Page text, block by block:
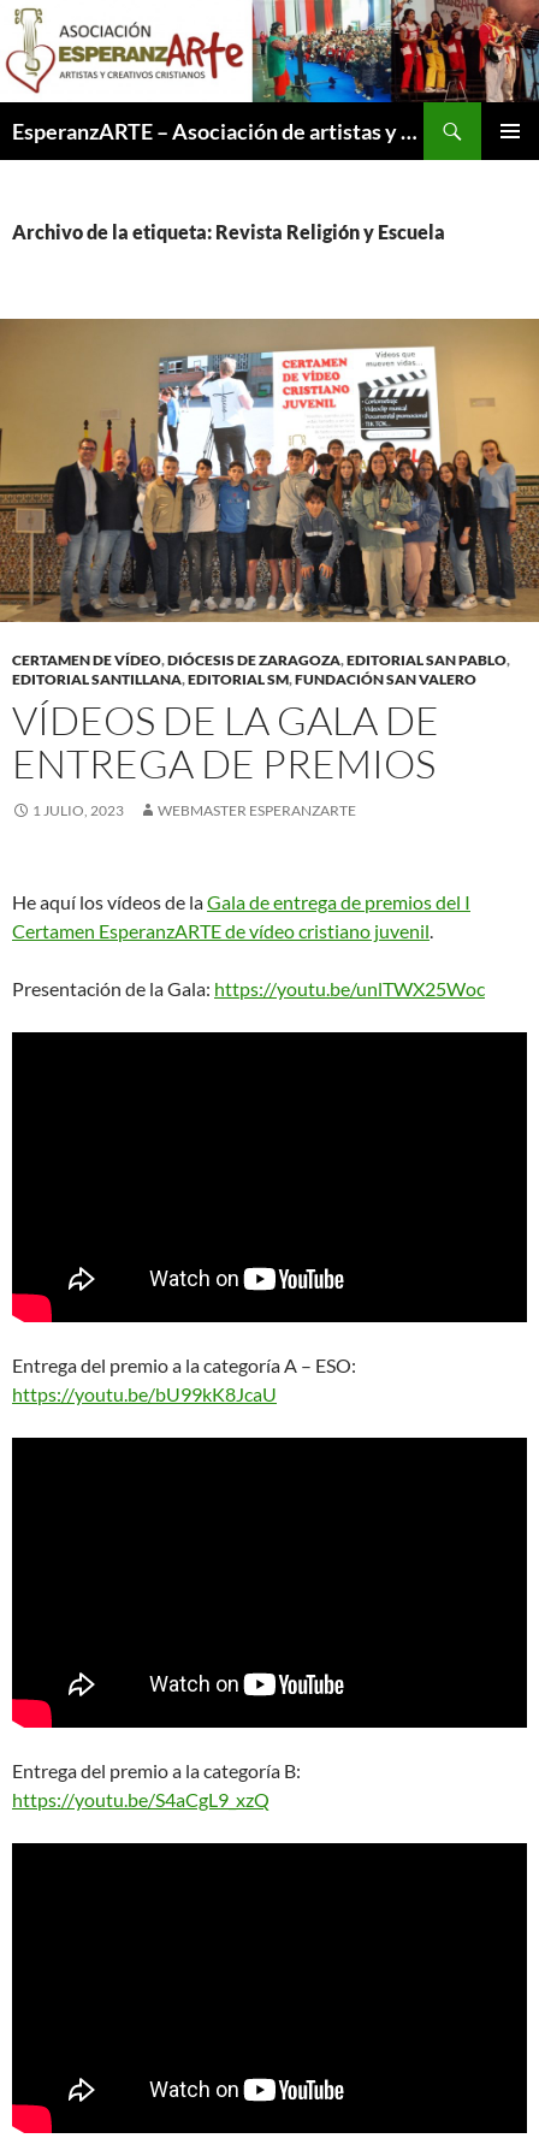
Saltar
contenido
EsperanzARTE – Asociación de artistas y creativos cristianos
Archivo de la etiqueta: Revista Religión y Escuela
CERTAMEN DE VÍDEO,DIÓCESIS DE ZARAGOZA,EDITORIAL SAN PABLO,
EDITORIAL SANTILLANA,EDITORIAL SM,FUNDACIÓN SAN VALERO
VÍDEOS DE LA GALA DE
ENTREGA DE PREMIOS
1 JULIO, 2023 WEBMASTER ESPERANZARTE
He aquí los vídeos de laGala de entrega de premios del I
Certamen EsperanzARTE de vídeo cristiano juvenil.
Presentación de la Gala: https://youtu.be/unlTWX25Woc
Entrega del premio a la categoría A – ESO:
https://youtu.be/bU99kK8JcaU
Entrega del premio a la categoría B:
https://youtu.be/S4aCgL9_xzQ